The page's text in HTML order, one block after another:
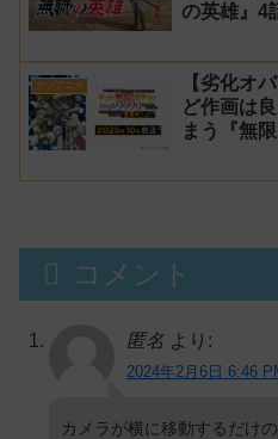
の英雄』4
クソアニメ
【劣化オ
ど作画は
まう『無
コメント
匿名 より:
2024年2月6日 6:46
カメラが横に移動するだけ